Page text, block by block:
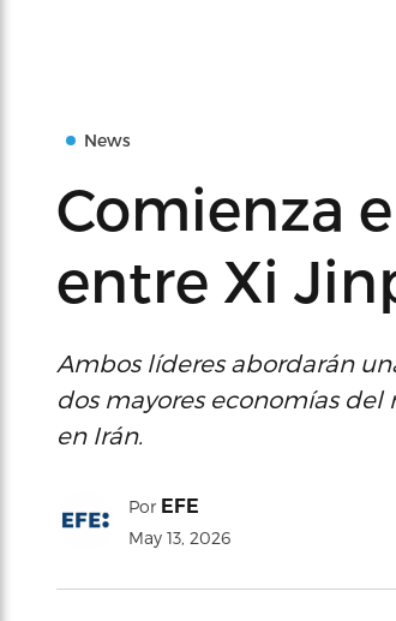
News
Comienza
entre Xi
Ambos líderes abordarán
dos mayores economías del
en Irán.
Por EFE
May 13, 2026